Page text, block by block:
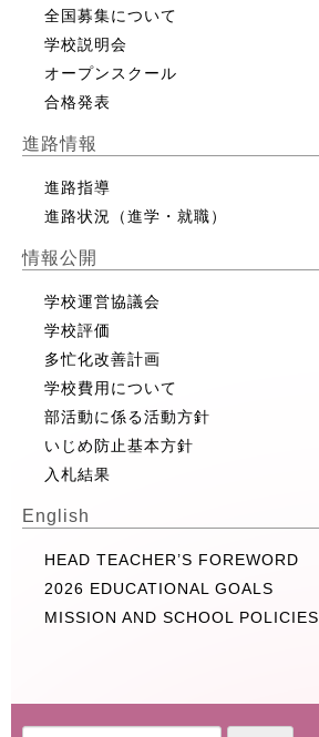
全国募集について
学校説明会
オープンスクール
合格発表
進路情報
進路指導
進路状況（進学・就職）
情報公開
学校運営協議会
学校評価
多忙化改善計画
学校費用について
部活動に係る活動方針
いじめ防止基本方針
入札結果
English
HEAD TEACHER’S FOREWORD
2026 EDUCATIONAL GOALS
MISSION AND SCHOOL POLICIES